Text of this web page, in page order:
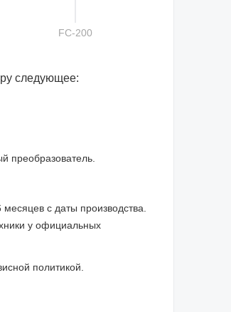
FC-200
следующее:
преобразователь.
с даты производства.
у официальных
политикой.